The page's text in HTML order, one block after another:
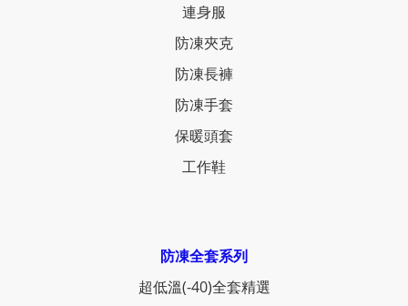
連身服
防凍夾克
防凍長褲
防凍手套
保暖頭套
工作鞋
防凍全套系列
超低溫(-40)全套精選